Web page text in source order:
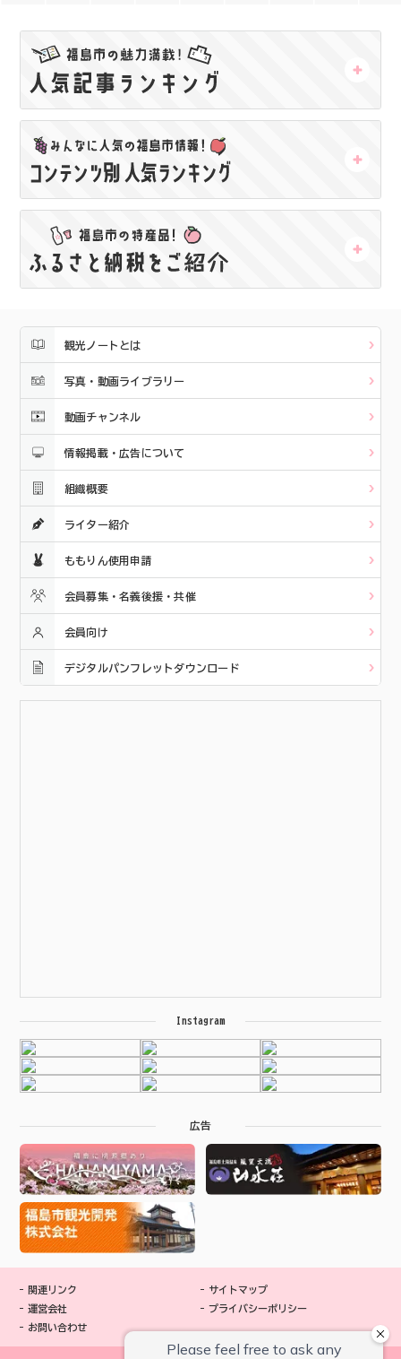
観光ノートとは
写真・動画ライブラリー
動画チャンネル
情報掲載・広告について
組織概要
ライター紹介
ももりん使用申請
会員募集・名義後援・共催
会員向け
デジタルパンフレットダウンロード
Instagram
広告
関連リンク
運営会社
お問い合わせ
サイトマップ
プライバシーポリシー